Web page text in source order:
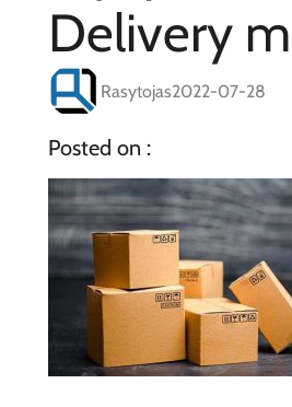
Delivery
Rasytojas2022-07-28
Posted on :